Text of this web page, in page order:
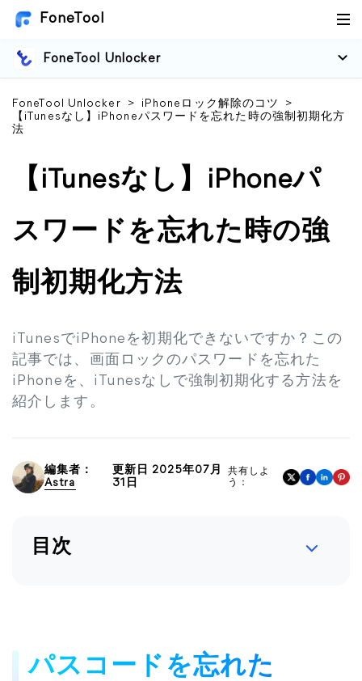
FoneTool
FoneTool Unlocker
FoneTool Unlocker > iPhoneロック解除のコツ
>
【iTunesなし】iPhoneパスワードを忘れた時の強制初期化方
法
【iTunesなし】iPhoneパ
スワードを忘れた時の強
制初期化方法
iTunesでiPhoneを初期化できないですか？この
記事では、画面ロックのパスワードを忘れた
iPhoneを、iTunesなしで強制初期化する方法を
紹介します。
編集者：
Astra
更新日 2025年07月
31日
共有しよ
う：
目次
パスコードを忘れた